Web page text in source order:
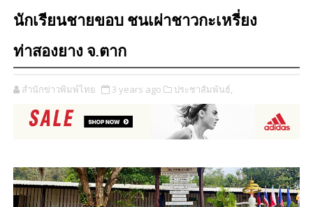
นักเรียนชายขอบ ชนเผ่าชาวกะเหรี่ยง
ท่าสองยาง จ.ตาก
สำนักข่าวพิมพ์ไทย 3 years ago ประชาสัมพันธ์,